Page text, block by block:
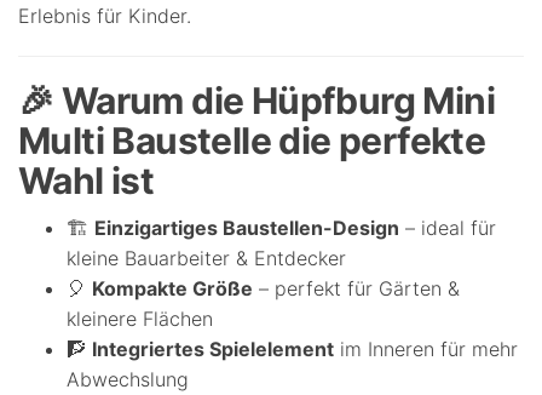
Erlebnis für Kinder.
🎉 Warum die Hüpfburg Mini
Multi Baustelle die perfekte
Wahl ist
🏗️ Einzigartiges Baustellen-Design – ideal für
kleine Bauarbeiter & Entdecker
🎈 Kompakte Größe – perfekt für Gärten &
kleinere Flächen
🧗 Integriertes Spielelement im Inneren für mehr
Abwechslung